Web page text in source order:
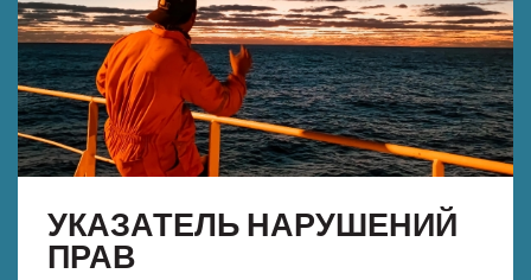
УКАЗАТЕЛЬ НАРУШЕНИЙ
ПРАВ